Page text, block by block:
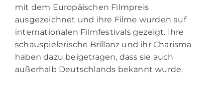
mit dem Europäischen Filmpreis
ausgezeichnet und ihre Filme wurden auf
internationalen Filmfestivals gezeigt. Ihre
schauspielerische Brillanz und ihr Charisma
haben dazu beigetragen, dass sie auch
außerhalb Deutschlands bekannt wurde.